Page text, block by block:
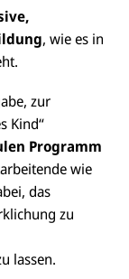
, wie es in
zur
Kind“
Programm
wie
das
zu
lassen.